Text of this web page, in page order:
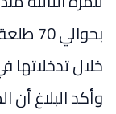
خلال تدخلاتها في 2016
وأكد البلاغ أن